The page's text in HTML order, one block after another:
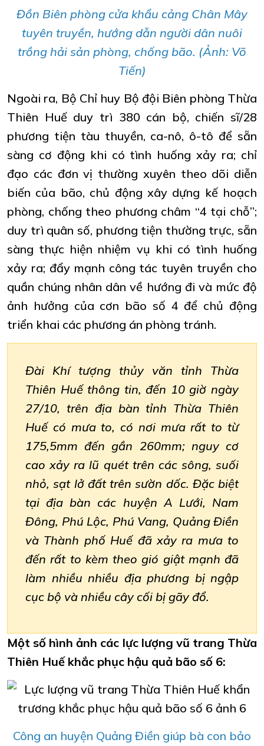
Đồn Biên phòng cửa khẩu cảng Chân Mây
tuyên truyền, hướng dẫn người dân nuôi
trồng hải sản phòng, chống bão. (Ảnh: Võ
Tiến)
Ngoài ra, Bộ Chỉ huy Bộ đội Biên phòng Thừa
Thiên Huế duy trì 380 cán bộ, chiến sĩ/28
phương tiện tàu thuyền, ca-nô, ô-tô để sẵn
sàng cơ động khi có tình huống xảy ra; chỉ
đạo các đơn vị thường xuyên theo dõi diễn
biến của bão, chủ động xây dựng kế hoạch
phòng, chống theo phương châm “4 tại chỗ”;
duy trì quân số, phương tiện thường trực, sẵn
sàng thực hiện nhiệm vụ khi có tình huống
xảy ra; đẩy mạnh công tác tuyên truyền cho
quần chúng nhân dân về hướng đi và mức độ
ảnh hưởng của cơn bão số 4 để chủ động
triển khai các phương án phòng tránh.
Đài Khí tượng thủy văn tỉnh Thừa
Thiên Huế thông tin, đến 10 giờ ngày
27/10, trên địa bàn tỉnh Thừa Thiên
Huế có mưa to, có nơi mưa rất to từ
175,5mm đến gần 260mm; nguy cơ
cao xảy ra lũ quét trên các sông, suối
nhỏ, sạt lở đất trên sườn dốc. Đặc biệt
tại địa bàn các huyện A Lưới, Nam
Đông, Phú Lộc, Phú Vang, Quảng Điền
và Thành phố Huế đã xảy ra mưa to
đến rất to kèm theo gió giật mạnh đã
làm nhiều nhiều địa phương bị ngập
cục bộ và nhiều cây cối bị gãy đổ.
Một số hình ảnh các lực lượng vũ trang Thừa
Thiên Huế khắc phục hậu quả bão số 6:
Công an huyện Quảng Điền giúp bà con bảo